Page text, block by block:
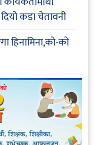
कडा चेतावनी
हिनामिना,को-को